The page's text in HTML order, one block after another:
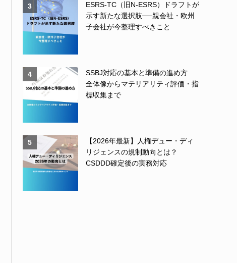
3
ESRS-TC（旧N-ESRS）ドラフトが
示す新たな選択肢──親会社・欧州
子会社が今整理すべきこと
4
SSBJ対応の基本と準備の進め方
全体像からマテリアリティ評価・指
標収集まで
5
【2026年最新】人権デュー・ディ
リジェンスの規制動向とは？
CSDDD確定後の実務対応